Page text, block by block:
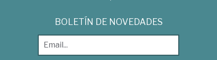
BOLETÍN DE NOVEDADES